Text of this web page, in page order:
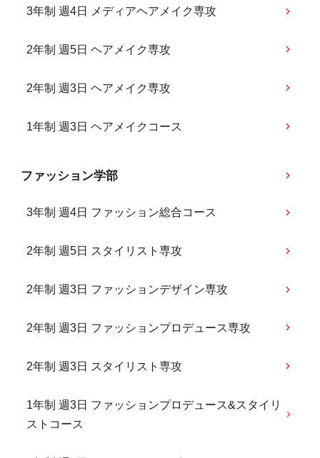
3年制 週4日 メディアヘアメイク専攻
2年制 週5日 ヘアメイク専攻
2年制 週3日 ヘアメイク専攻
1年制 週3日 ヘアメイクコース
ファッション学部
3年制 週4日 ファッション総合コース
2年制 週5日 スタイリスト専攻
2年制 週3日 ファッションデザイン専攻
2年制 週3日 ファッションプロデュース専攻
2年制 週3日 スタイリスト専攻
1年制 週3日 ファッションプロデュース&スタイリ
ストコース